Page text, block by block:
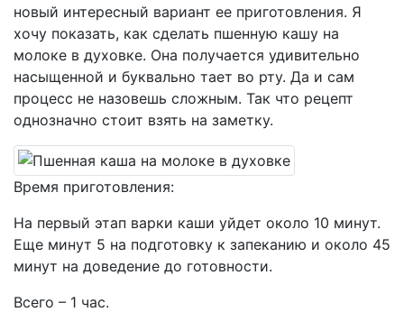
новый интересный вариант ее приготовления. Я
хочу показать, как сделать пшенную кашу на
молоке в духовке. Она получается удивительно
насыщенной и буквально тает во рту. Да и сам
процесс не назовешь сложным. Так что рецепт
однозначно стоит взять на заметку.
Время приготовления:
На первый этап варки каши уйдет около 10 минут.
Еще минут 5 на подготовку к запеканию и около 45
минут на доведение до готовности.
Всего – 1 час.